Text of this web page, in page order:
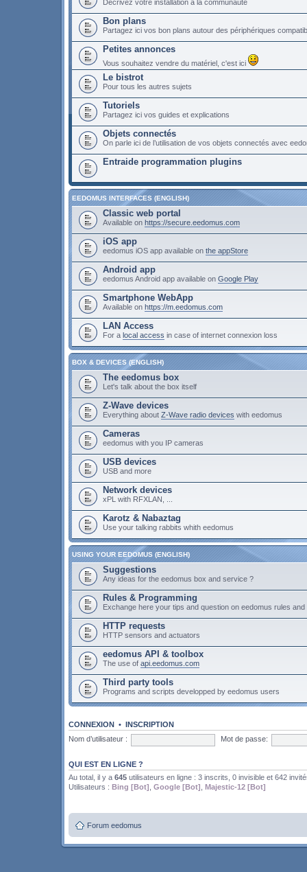
Décrivez votre installation à la communauté
Bon plans
Partagez ici vos bon plans autour des périphériques
Petites annonces
Vous souhaitez vendre du matériel, c'est ici
Le bistrot
Pour tous les autres sujets
Tutoriels
Partagez ici vos guides et explications
Objets connectés
On parle ici de l’utilisation de vos objets connectés avec
Entraide programmation plugins
EEDOMUS INTERFACES (ENGLISH)
Classic web portal
Available on https://secure.eedomus.com
iOS app
eedomus iOS app available on the appStore
Android app
eedomus Android app available on Google Play
Smartphone WebApp
Available on https://m.eedomus.com
LAN Access
For a local access in case of internet connexion loss
BOX & DEVICES (ENGLISH)
The eedomus box
Let's talk about the box itself
Z-Wave devices
Everything about Z-Wave radio devices with eedomus
Cameras
eedomus with you IP cameras
USB devices
USB and more
Network devices
xPL with RFXLAN, ...
Karotz & Nabaztag
Use your talking rabbits whith eedomus
USING YOUR EEDOMUS (ENGLISH)
Suggestions
Any ideas for the eedomus box and service ?
Rules & Programming
Exchange here your tips and question on eedomus rules and
HTTP requests
HTTP sensors and actuators
eedomus API & toolbox
The use of api.eedomus.com
Third party tools
Programs and scripts developped by eedomus users
CONNEXION • INSCRIPTION
Nom d’utilisateur :
Mot de passe:
QUI EST EN LIGNE ?
Au total, il y a 645 utilisateurs en ligne : 3 inscrits, 0 invisible et 642
Utilisateurs : Bing [Bot] Google [Bot] Majestic-12 [Bot]
Forum eedomus